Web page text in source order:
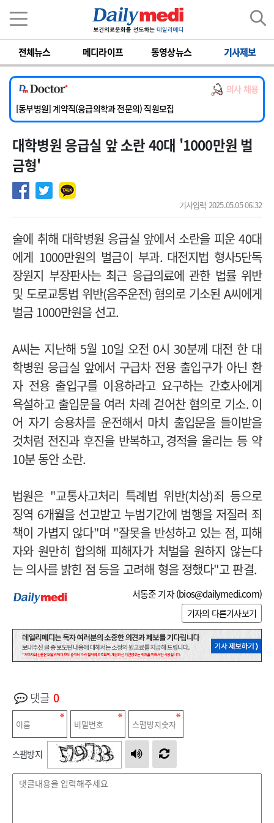
전체뉴스 메디라이프 동영상뉴스 기사제보
의사 채용
[서울아산병원] 2026년 하반기 인턴 모집
[영남대학교의료원] 마취통증의학과 임기제 임상의사 채용
[충남대학교병원] 소아청소년과(소아응급전담) 계약직 의사 공개채용
[동부병원] 계약직(응급의학과 전문의) 직원모집
[이대목동병원] 하반기 전공의(레지던트1년차) 모집
[서울아산병원] 2026년 하반기 인턴 모집
[영남대학교의료원] 마취통증의학과 임기제 임상의사 채용
대학병원 응급실 앞 소란 40대 '1000만원 벌
금형'
기사입력 2025.05.05 06:32
술에 취해 대학병원 응급실 앞에서 소란을 피운40대
에게 1000만원의 벌금이 부과. 대전지법 형사5단독
장원지 부장판사는 최근 응급의료에 관한 법률 위반
및 도로교통법 위반(음주운전) 혐의로 기소된 A씨에게
벌금1000만원을 선고.
A씨는 지난해 5월 10일 오전 0시 30분께 대전 한 대
학병원 응급실 앞에서 구급차 전용 출입구가 아닌 환
자 전용 출입구를 이용하라고 요구하는 간호사에게
욕설하고 출입문을 여러 차례 걷어찬 혐의로 기소. 이
어 자기 승용차를 운전해서 마치 출입문을 들이받을
것처럼 전진과 후진을 반복하고,경적을 울리는 등 약
10분 동안 소란.
법원은 "교통사고처리 특례법 위반(치상)죄 등으로
징역 6개월을 선고받고 누범기간에 범행을 저질러 죄
책이 가볍지 않다"며 "잘못을 반성하고 있는 점, 피해
자와 원만히 합의해 피해자가 처벌을 원하지 않는다
는 의사를 밝힌 점 등을 고려해 형을 정했다"고 판결.
서동준 기자 (bios@dailymedi.com)
기자의 다른기사보기
댓글 0
스팸방지